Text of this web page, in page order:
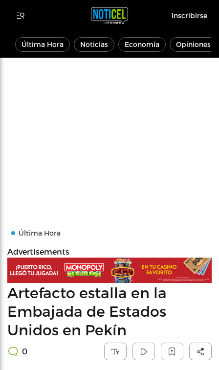
Inscribirse
Última Hora Noticias Economía Opiniones
Última Hora
Advertisements
Artefacto estalla en la
Embajada de Estados
Unidos en Pekín
0